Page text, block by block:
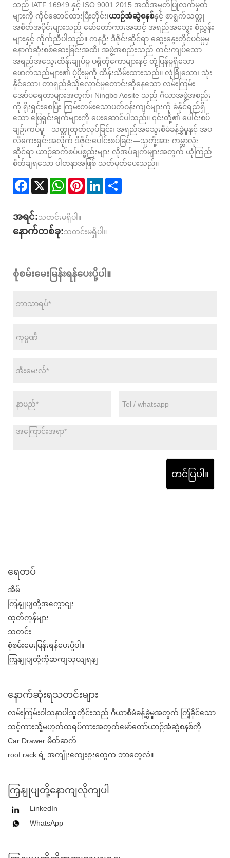
သည် IATF 16949 နှင့် ISO 9001:2015 အသိအမှတ်ပြုလက်မှတ်
များကို ကိုင်ဆောင်ထားပြီးတိုင်း၊ယာဉ်အံဆွဲစနစ်နှင့် စာရွက်သတ္တု
အစိတ်အပိုင်းများသည် မော်တော်ကားအဆင့် အရည်အသွေး စံညွှန်း
များနှင့် ကိုက်ညီပါသည်။ ကနဦး ဒီဇိုင်းဆိုင်ရာ ဆွေးနွေးတိုင်ပင်မှုမှ
နောက်ဆုံးစစ်ဆေးခြင်းအထိ၊ အဖွဲ့အစည်းသည် တင်းကျပ်သော
အရည်အသွေးထိန်းချုပ်မှု ပရိုတိုကောများနှင့် တုံ့ပြန်မှုရှိသော
ဖောက်သည်များ၏ ပံ့ပိုးမှုကို ထိန်းသိမ်းထားသည်။ လုံခြုံသော၊ သုံး
နိုင်သော၊ တာရှည်ခံသိုလှောင်မှုတောင်းဆိုနေသော လမ်းကြမ်း
အော်ပရေတာများအတွက်၊ Ningbo Aosite သည် ဂီယာအဖွဲ့အစည်း
ကို ရိုးရှင်းစေပြီး ကြမ်းတမ်းသောပတ်ဝန်းကျင်များကို ခံနိုင်ရည်ရှိ
သော ဖြေရှင်းချက်များကို ပေးဆောင်ပါသည်။ ၎င်းတို့၏ ပေါင်းစပ်
ချဉ်းကပ်မှု—သတ္တုထုတ်လုပ်ခြင်း၊ အရည်အသွေးစီမံခန့်ခွဲမှုနှင့် အပ
လီကေးရှင်းအလိုက် ဒီဇိုင်းပေါင်းစပ်ခြင်း—သူတို့အား ကမ္ဘာလုံး
ဆိုင်ရာ ယာဉ်ဆက်စပ်ပစ္စည်းများ လိုအပ်ချက်များအတွက် ယုံကြည်
စိတ်ချရသော ပါတနာအဖြစ် သတ်မှတ်ပေးသည်။
Facebook
X WhatsAppPinterestLinkedIn
အရင်:သတင်းမရှိပါ။
နောက်တစ်ခု:သတင်းမရှိပါ။
စုံစမ်းမေးမြန်းရန်ပေးပို့ပါ။
တင်ပြပါ။
ရေတပ်
အိမ်
ကြှနျုပျတို့အကွောငျး
ထုတ်ကုန်များ
သတင်း
စုံစမ်းမေးမြန်းရန်ပေးပို့ပါ။
ကြှနျုပျတို့ကိုဆကျသှယျရနျ
နောက်ဆုံးရသတင်းများ
လမ်းကြမ်းဝါသနာပါသူတိုင်းသည် ဂီယာစီမံခန့်ခွဲမှုအတွက် ကြံ့ခိုင်သော
ယာဉ်အံဆွဲစနစ်အား အဘယ်ကြောင့် အားကိုးရသနည်း။
သင့်ကားသို့မဟုတ်ထရပ်ကားအတွက်မော်တော်ယာဉ်အံဆွဲစနစ်ကို
အဘယ်ကြောင့်ရွေးချယ်သင့်သနည်း။
Car Drawer မိတ်ဆက်
roof rack ရဲ့ အကျိုးကျေးဇူးတွေက ဘာတွေလဲ။
ကြှနျုပျတို့နောကျလိုကျပါ
LinkedIn
WhatsApp